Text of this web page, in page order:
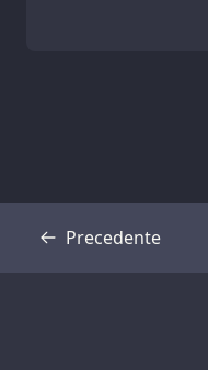
Precedente
Trascrizione